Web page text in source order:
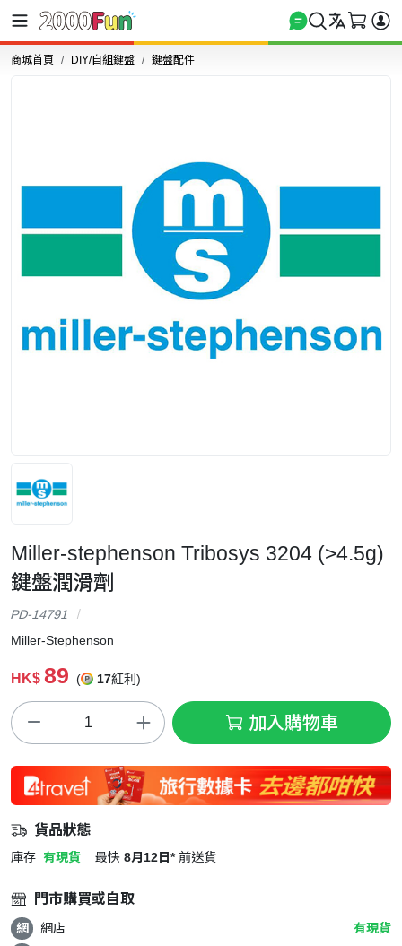
商城首頁 DIY/自組鍵盤 鍵盤配件
Miller-stephenson Tribosys 3204 (>4.5g)
鍵盤潤滑劑
PD-14791
Miller-Stephenson
HK$ 89 ( 17紅利)
加入購物車
貨品狀態
庫存 有現貨 最快 8月12日* 前送貨
門市購買或自取
網 網店
有現貨